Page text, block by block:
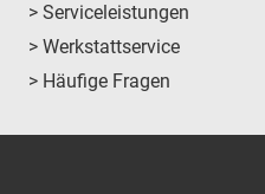
> Serviceleistungen
> Werkstattservice
> Häufige Fragen